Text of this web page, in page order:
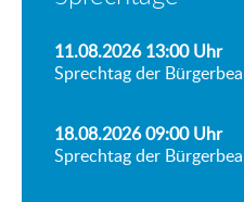
11.08.2026 13:00Uhr
Sprechtag der
18.08.2026 09:00Uhr
Sprechtag der